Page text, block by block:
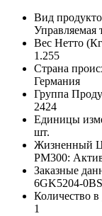
Вид
Управляемая
Вес Нетто
1.255
Страна
Германия
Группа
2424
Единицы
шт.
Жизненный
PM300:
Заказные
6GK5204-
Количество в
1